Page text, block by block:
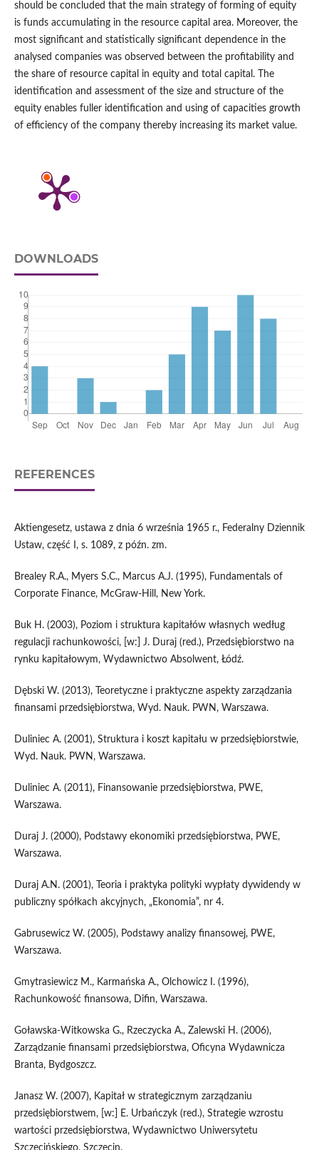
should be concluded that the main strategy of forming of equity
is funds accumulating in the resource capital area. Moreover, the
most significant and statistically significant dependence in the
analysed companies was observed between the profitability and
the share of resource capital in equity and total capital. The
identification and assessment of the size and structure of the
equity enables fuller identification and using of capacities growth
of efficiency of the company thereby increasing its market value.
DOWNLOADS
REFERENCES
Aktiengesetz, ustawa z dnia 6 września 1965 r., Federalny Dziennik
Ustaw, część I, s. 1089, z późn. zm.
Brealey R.A., Myers S.C., Marcus A.J. (1995), Fundamentals of
Corporate Finance, McGraw-Hill, New York.
Buk H. (2003), Poziom i struktura kapitałów własnych według
regulacji rachunkowości, [w:] J. Duraj (red.), Przedsiębiorstwo na
rynku kapitałowym, Wydawnictwo Absolwent, Łódź.
Dębski W. (2013), Teoretyczne i praktyczne aspekty zarządzania
finansami przedsiębiorstwa, Wyd. Nauk. PWN, Warszawa.
Duliniec A. (2001), Struktura i koszt kapitału w przedsiębiorstwie,
Wyd. Nauk. PWN, Warszawa.
Duliniec A. (2011), Finansowanie przedsiębiorstwa, PWE,
Warszawa.
Duraj J. (2000), Podstawy ekonomiki przedsiębiorstwa, PWE,
Warszawa.
Duraj A.N. (2001), Teoria i praktyka polityki wypłaty dywidendy w
publiczny spółkach akcyjnych, „Ekonomia”, nr 4.
Gabrusewicz W. (2005), Podstawy analizy finansowej, PWE,
Warszawa.
Gmytrasiewicz M., Karmańska A., Olchowicz I. (1996),
Rachunkowość finansowa, Difin, Warszawa.
Goławska-Witkowska G., Rzeczycka A., Zalewski H. (2006),
Zarządzanie finansami przedsiębiorstwa, Oficyna Wydawnicza
Branta, Bydgoszcz.
Janasz W. (2007), Kapitał w strategicznym zarządzaniu
przedsiębiorstwem, [w:] E. Urbańczyk (red.), Strategie wzrostu
wartości przedsiębiorstwa, Wydawnictwo Uniwersytetu